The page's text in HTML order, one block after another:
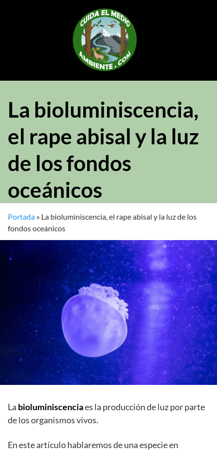
La bioluminiscencia,
el rape abisal y la luz
de los fondos
oceánicos
Portada » La bioluminiscencia, el rape abisal y la luz de los
fondos oceánicos
La bioluminiscenciaes la producción de luz por parte
de los organismos vivos.
En este artículo hablaremos de una especie en